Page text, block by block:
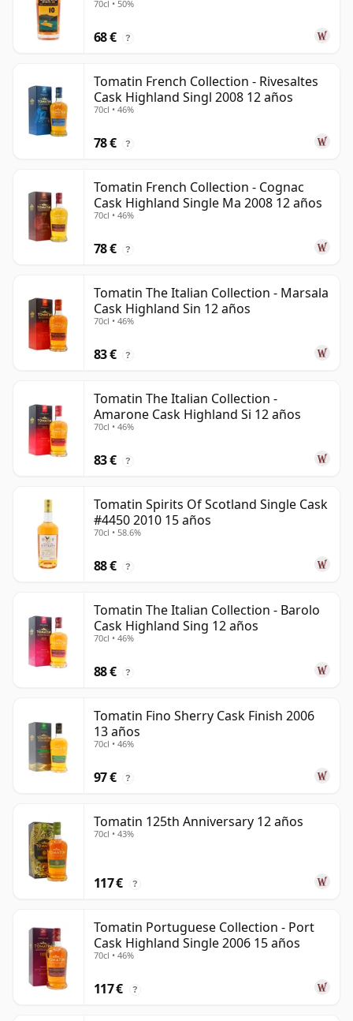
70cl • 50%
68 € ?
Tomatin French Collection - Rivesaltes
Cask Highland Singl 2008 12 años
70cl • 46%
78 € ?
Tomatin French Collection - Cognac
Cask Highland Single Ma 2008 12 años
70cl • 46%
78 € ?
Tomatin The Italian Collection - Marsala
Cask Highland Sin 12 años
70cl • 46%
83 € ?
Tomatin The Italian Collection -
Amarone Cask Highland Si 12 años
70cl • 46%
83 € ?
Tomatin Spirits Of Scotland Single Cask
#4450 2010 15 años
70cl • 58.6%
88 € ?
Tomatin The Italian Collection - Barolo
Cask Highland Sing 12 años
70cl • 46%
88 € ?
Tomatin Fino Sherry Cask Finish 2006
13 años
70cl • 46%
97 € ?
Tomatin 125th Anniversary 12 años
70cl • 43%
117 € ?
Tomatin Portuguese Collection - Port
Cask Highland Single 2006 15 años
70cl • 46%
117 € ?